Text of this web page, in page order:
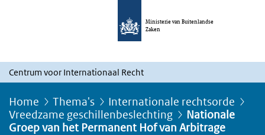
Ministerie van Buitenlandse
Zaken
Centrum voor Internationaal Recht
Home Thema's
Internationale rechtsorde
Vreedzame geschillenbeslechting
Nationale
Groep van het Permanent Hof van Arbitrage